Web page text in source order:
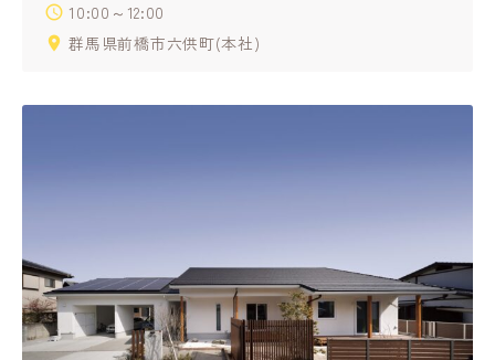
10:00～12:00
群馬県前橋市六供町(本社)